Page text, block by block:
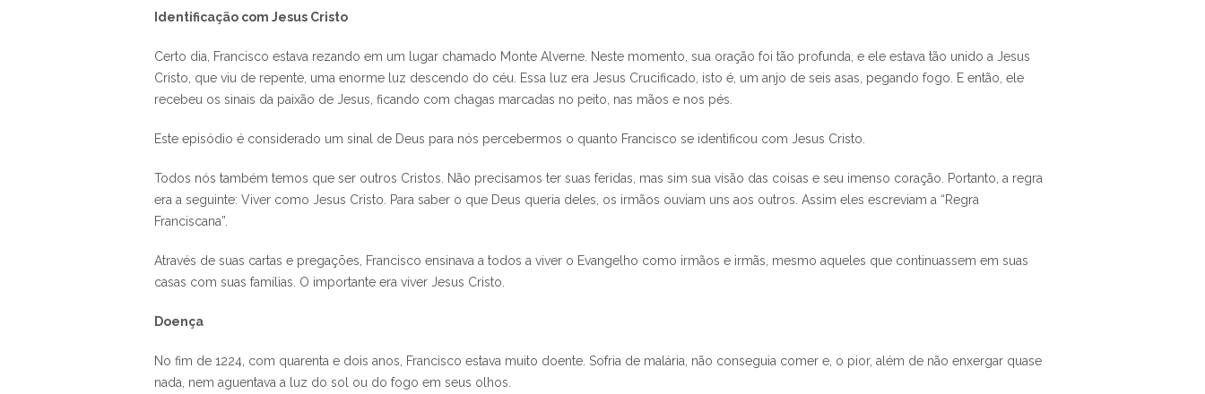
Identificação com Jesus Cristo
Certo dia, Francisco estava rezando em um lugar chamado Monte Alverne. Neste momento, sua oração foi tão profunda, e ele estava tão unido a Jesus
Cristo, que viu de repente, uma enorme luz descendo do céu. Essa luz era Jesus Crucificado, isto é, um anjo de seis asas, pegando fogo. E então, ele
recebeu os sinais da paixão de Jesus, ficando com chagas marcadas no peito, nas mãos e nos pés.
Este episódio é considerado um sinal de Deus para nós percebermos o quanto Francisco se identificou com Jesus Cristo.
Todos nós também temos que ser outros Cristos. Não precisamos ter suas feridas, mas sim sua visão das coisas e seu imenso coração. Portanto, a regra
era a seguinte: Viver como Jesus Cristo. Para saber o que Deus queria deles, os irmãos ouviam uns aos outros. Assim eles escreviam a “Regra
Franciscana”.
Através de suas cartas e pregações, Francisco ensinava a todos a viver o Evangelho como irmãos e irmãs, mesmo aqueles que continuassem em suas
casas com suas famílias. O importante era viver Jesus Cristo.
Doença
No fim de 1224, com quarenta e dois anos, Francisco estava muito doente. Sofria de malária, não conseguia comer e, o pior, além de não enxergar quase
nada, nem aguentava a luz do sol ou do fogo em seus olhos.